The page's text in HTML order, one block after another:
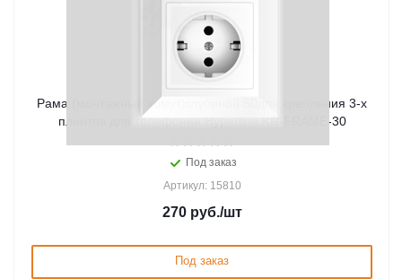
Рама (монтажный хомут)глубиной 50для крепления 3-х
плинтов для телефонии Hyperline KR-FRAME-30
Под заказ
Артикул: 15810
270руб./шт
Под заказ